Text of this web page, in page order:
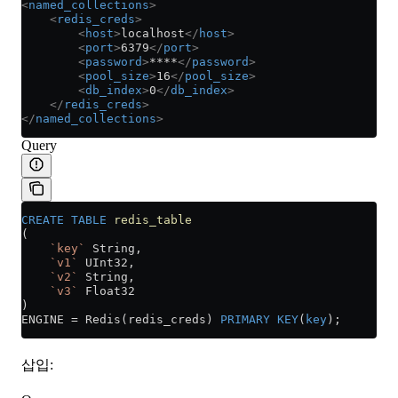
<named_collections>
    <
redis_creds>
        <
host> localhost</ host>
        <
port>6379</port>
        <
password>****</password>
        <
pool_size>16</pool_size>
        <
db_index>0</db_index>
    </
redis_creds>
</named_collections>
Query
CREATE TABLE redis_table
(
    `key`
String,
    `v1`
UInt32,
    `v2`
String,
    `v3`
Float32
)
ENGINE = Redis(redis_creds) PRIMARY KEY( key );
삽입: